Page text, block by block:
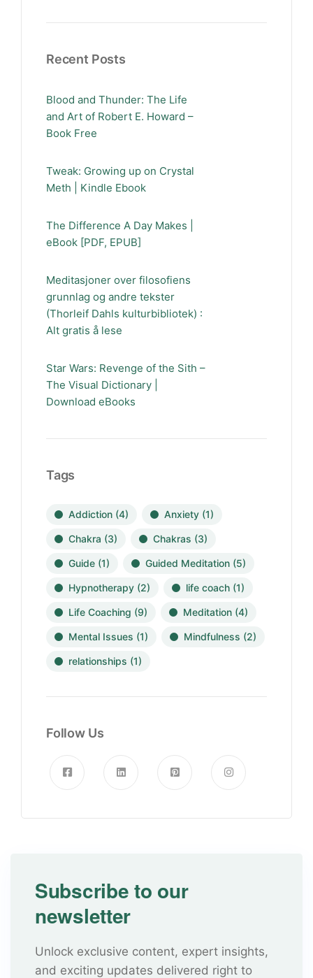
Recent Posts
Blood and Thunder: The Life
and Art of Robert E. Howard –
Book Free
Tweak: Growing up on Crystal
Meth | Kindle Ebook
The Difference A Day Makes |
eBook [PDF, EPUB]
Meditasjoner over filosofiens
grunnlag og andre tekster
(Thorleif Dahls kulturbibliotek) :
Alt gratis å lese
Star Wars: Revenge of the Sith –
The Visual Dictionary |
Download eBooks
Tags
Addiction (4) Anxiety (1)
Chakra (3) Chakras (3)
Guide (1) Guided Meditation (5)
Hypnotherapy (2) life coach (1)
Life Coaching (9) Meditation (4)
Mental Issues (1) Mindfulness (2)
relationships (1)
Follow Us
Subscribe to our
newsletter
Unlock exclusive content, expert insights,
and exciting updates delivered right to